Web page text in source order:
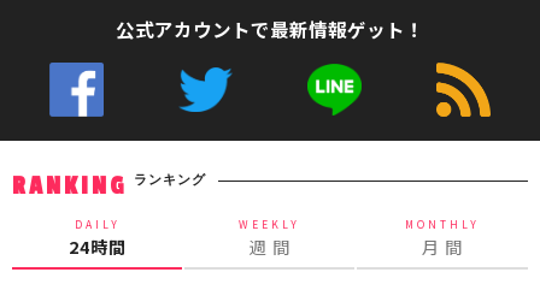
公式アカウントで最新情報ゲット！
RANKING ランキング
DAILY
24時間
WEEKLY
週 間
MONTHLY
月 間